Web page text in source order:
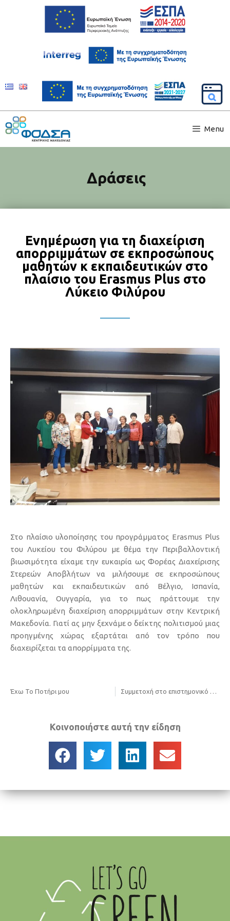
Menu
Δράσεις
Ενημέρωση για τη διαχείριση
απορριμμάτων σε εκπροσώπους
μαθητών κ εκπαιδευτικών στο
πλαίσιο του Erasmus Plus στο
Λύκειο Φιλύρου
Στο πλαίσιο υλοποίησης του προγράμματος Erasmus Plus
του Λυκείου του Φιλύρου με θέμα την Περιβαλλοντική
βιωσιμότητα είχαμε την ευκαιρία ως Φορέας Διαχείρισης
Στερεών Αποβλήτων να μιλήσουμε σε εκπροσώπους
μαθητών και εκπαιδευτικών από Βέλγιο, Ισπανία,
Λιθουανία, Ουγγαρία, για το πως πράττουμε την
ολοκληρωμένη διαχείριση απορριμμάτων στην Κεντρική
Μακεδονία. Γιατί ας μην ξεχνάμε ο δείκτης πολιτισμού μιας
προηγμένης χώρας εξαρτάται από τον τρόπο που
διαχειρίζεται τα απορρίμματα της.
Έχω Το Ποτήρι μου
Κοινοποιήστε αυτή την είδηση